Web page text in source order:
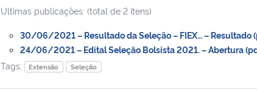
Ultimas publicações: (total de 2 itens)
30/06/2021 – Resultado da Seleção – FIEX… – Resultado
24/06/2021 – Edital Seleção Bolsista 2021. – Abertura
Tags:
Extensão Seleção